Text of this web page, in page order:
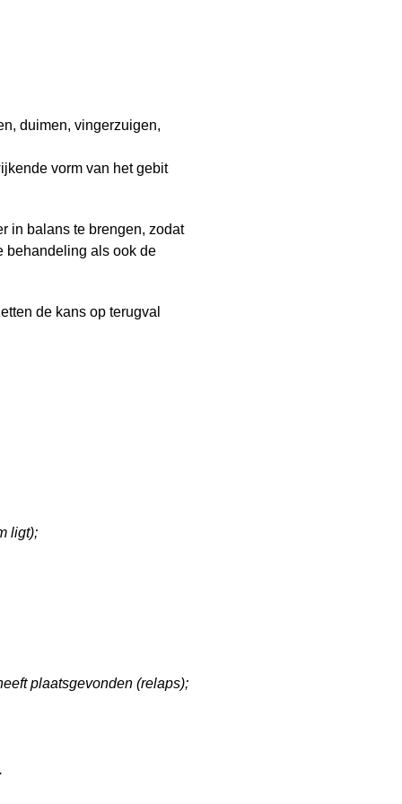
duimen, vingerzuigen,
vorm van het gebit
in balans te brengen, zodat
behandeling als ook de
de kans op terugval
ligt);
plaatsgevonden (relaps);